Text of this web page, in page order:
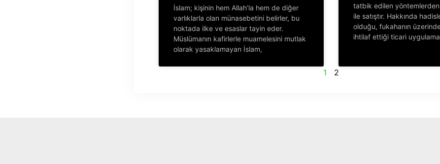
İslam; kişinin hem Allah’la hem de diğer
varlıklarla olan münasebetini belirler, bu
noktada ilke ve esaslar tayin eder.
Müslümanın kafirlerle muamelesini mutlak
olarak yasaklamayan İslam,
tatbik edilen
ile satıştır. Hakkında
olduğu, fukahanın
ihtilaf ettiği ticari
1 2